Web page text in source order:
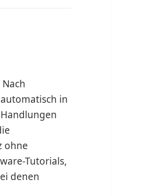
Nach
in
ohne
Tutorials,
denen